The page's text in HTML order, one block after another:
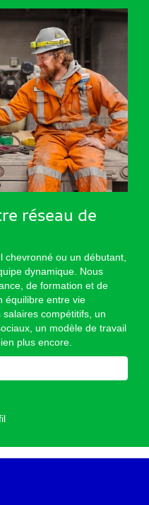
réseau de
chevronné ou un débutant,
dynamique. Nous
de formation et de
équilibre entre vie
compétitifs, un
un modèle de travail
plus encore.